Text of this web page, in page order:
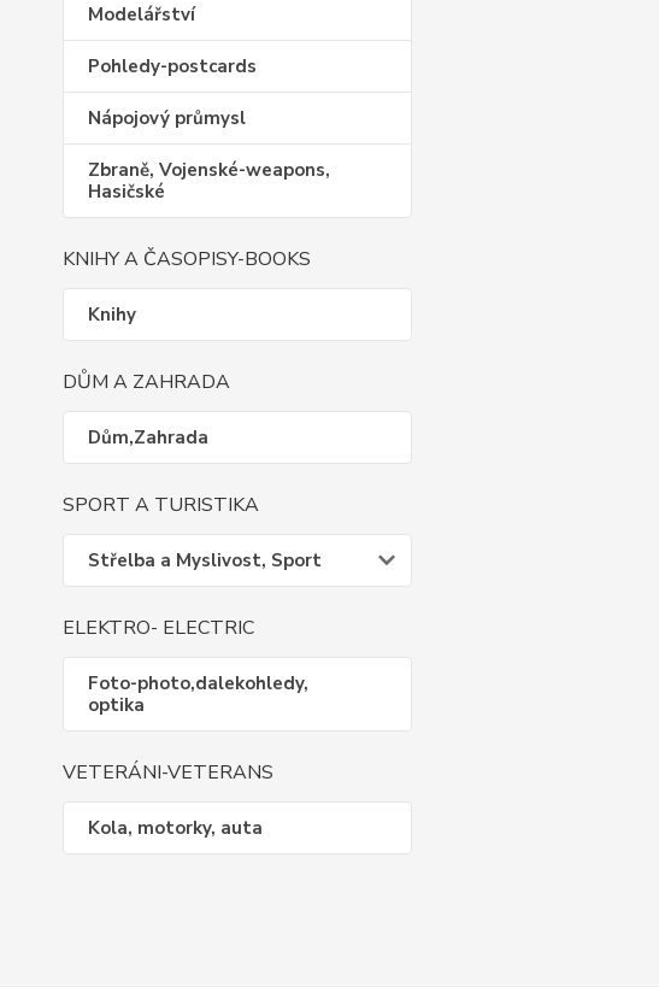
Modelářství
Pohledy-postcards
Nápojový průmysl
Zbraně, Vojenské-weapons,
Hasičské
KNIHY A ČASOPISY-BOOKS
Knihy
DŮM A ZAHRADA
Dům,Zahrada
SPORT A TURISTIKA
Střelba a Myslivost, Sport
ELEKTRO- ELECTRIC
Foto-photo,dalekohledy,
optika
VETERÁNI-VETERANS
Kola, motorky, auta